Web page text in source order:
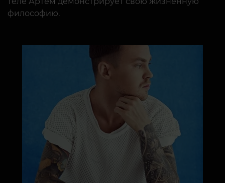
философию.